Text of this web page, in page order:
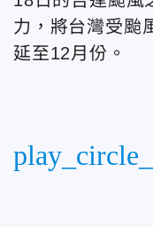
力，將台灣受颱
延至12月份。